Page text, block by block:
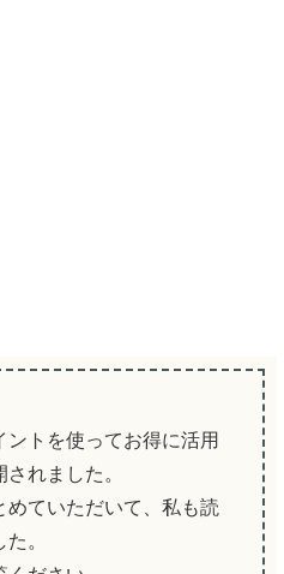
ントを使ってお得に活用
れました。
めていただいて、私も読
。